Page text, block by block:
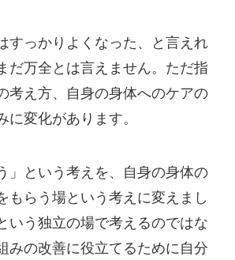
すっかりよくなった、と言えれ
だ万全とは言えません。ただ指
考え方、自身の身体へのケアの
に変化があります。
」という考えを、自身の身体の
もらう場という考えに変えまし
いう独立の場で考えるのではな
みの改善に役立てるために自分